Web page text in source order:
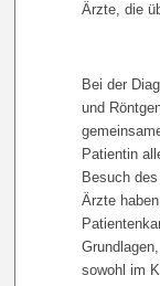
Ärzte, die
Bei der
und
Patientin
Besuch
Ärzte
sowohl im